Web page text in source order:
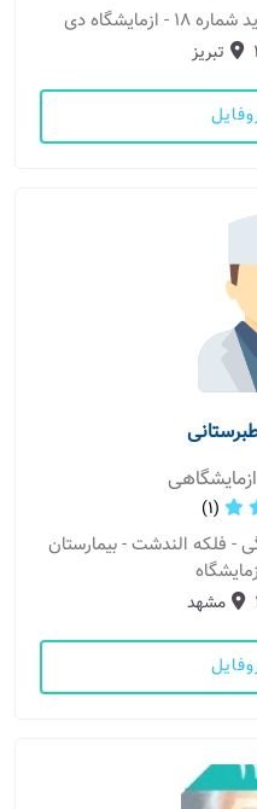
1 تبریز
(1)
- فلکه الندشت - بیمارستان
مشهد